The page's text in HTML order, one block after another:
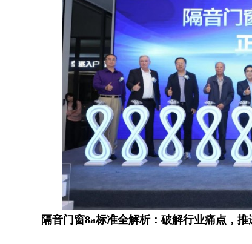
隔音门窗8a标准全解析：破解行业痛点，推